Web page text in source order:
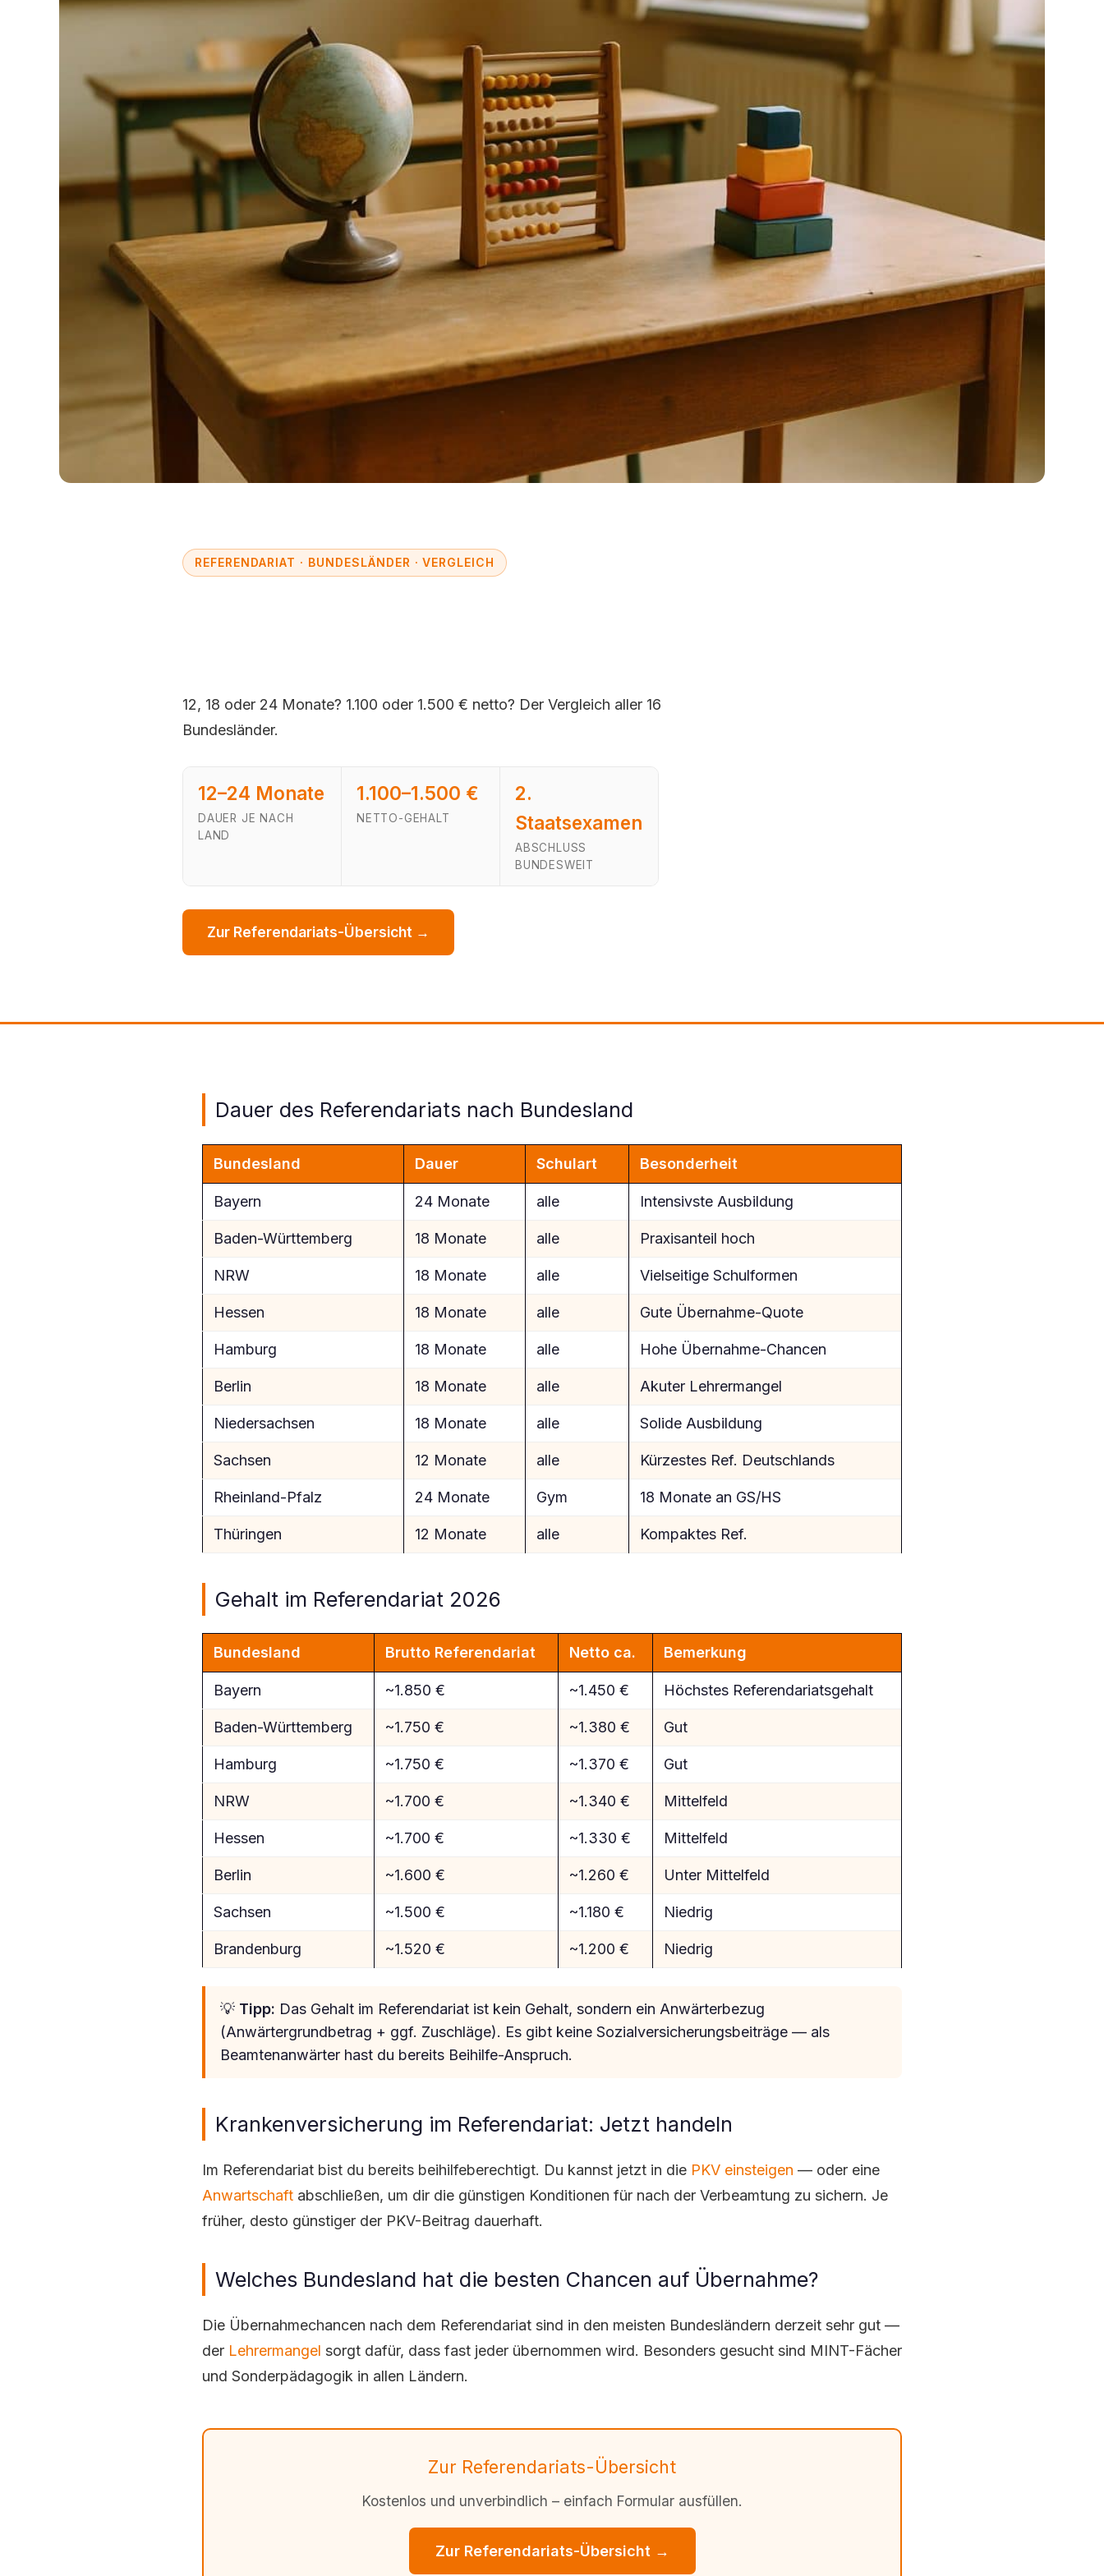
REFERENDARIAT · BUNDESLÄNDER · VERGLEICH
12, 18 oder 24 Monate? 1.100 oder 1.500 € netto? Der Vergleich aller 16
Bundesländer.
12–24 Monate
DAUER JE NACH
LAND
1.100–1.500 €
NETTO-GEHALT
2.
Staatsexamen
ABSCHLUSS
BUNDESWEIT
Zur Referendariats-Übersicht →
Dauer des Referendariats nach Bundesland
Bundesland Dauer Schulart Besonderheit
Bayern 24 Monate alle Intensivste Ausbildung
Baden-Württemberg 18 Monate alle Praxisanteil hoch
NRW 18 Monate alle Vielseitige Schulformen
Hessen 18 Monate alle Gute Übernahme-Quote
Hamburg 18 Monate alle Hohe Übernahme-Chancen
Berlin 18 Monate alle Akuter Lehrermangel
Niedersachsen 18 Monate alle Solide Ausbildung
Sachsen 12 Monate alle Kürzestes Ref. Deutschlands
Rheinland-Pfalz 24 Monate Gym 18 Monate an GS/HS
Thüringen 12 Monate alle Kompaktes Ref.
Gehalt im Referendariat 2026
Bundesland Brutto Referendariat Netto ca. Bemerkung
Bayern ~1.850 € ~1.450 € Höchstes Referendariatsgehalt
Baden-Württemberg ~1.750 € ~1.380 € Gut
Hamburg ~1.750 € ~1.370 € Gut
NRW ~1.700 € ~1.340 € Mittelfeld
Hessen ~1.700 € ~1.330 € Mittelfeld
Berlin ~1.600 € ~1.260 € Unter Mittelfeld
Sachsen ~1.500 € ~1.180 € Niedrig
Brandenburg ~1.520 € ~1.200 € Niedrig
💡 Tipp: Das Gehalt im Referendariat ist kein Gehalt, sondern ein Anwärterbezug
(Anwärtergrundbetrag + ggf. Zuschläge). Es gibt keine Sozialversicherungsbeiträge — als
Beamtenanwärter hast du bereits Beihilfe-Anspruch.
Krankenversicherung im Referendariat: Jetzt handeln
Im Referendariat bist du bereits beihilfeberechtigt. Du kannst jetzt in die PKV einsteigen — oder eine
Anwartschaft abschließen, um dir die günstigen Konditionen für nach der Verbeamtung zu sichern. Je
früher, desto günstiger der PKV-Beitrag dauerhaft.
Welches Bundesland hat die besten Chancen auf Übernahme?
Die Übernahmechancen nach dem Referendariat sind in den meisten Bundesländern derzeit sehr gut —
der Lehrermangel sorgt dafür, dass fast jeder übernommen wird. Besonders gesucht sind MINT-Fächer
und Sonderpädagogik in allen Ländern.
Zur Referendariats-Übersicht
Kostenlos und unverbindlich – einfach Formular ausfüllen.
Zur Referendariats-Übersicht →